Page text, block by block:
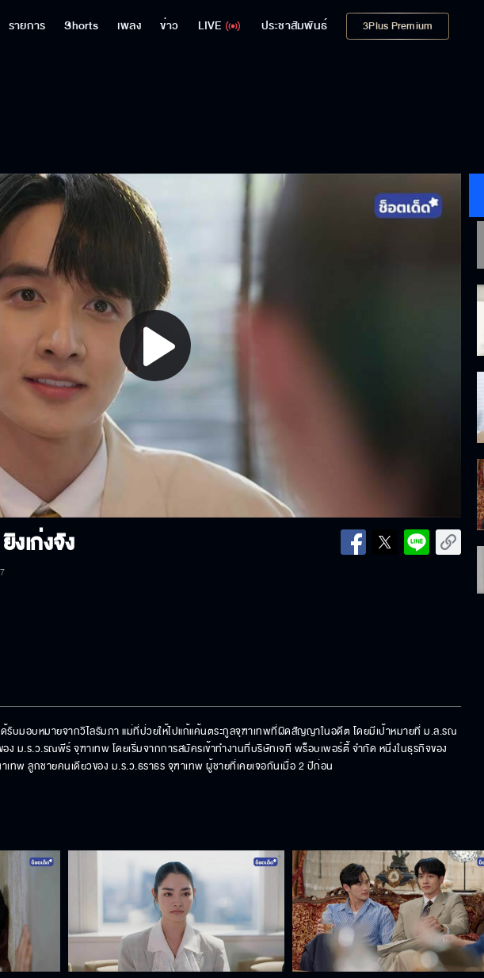
รายการ Shorts เพลง ข่าว LIVE ประชาสัมพันธ์ 3Plus Premium
Play
Video
เก่งจัง
รับมอบหมายจากวิไลรัมภา แม่ที่ป่วยให้ไปแก้แค้นตระกูลจุฑาเทพที่ผิดสัญญาในอดีต โดยมีเป้าหมายที่ ม.ล.รณ
ง ม.ร.ว.รณพีร์ จุฑาเทพ โดยเริ่มจากการสมัครเข้าทำงานที่บริษัทเจที พร็อบเพอร์ตี้ จำกัด หนึ่งในธุรกิจของ
ทพ ลูกชายคนเดียวของ ม.ร.ว.ธราธร จุฑาเทพ ผู้ชายที่เคยเจอกันเมื่อ 2 ปีก่อน